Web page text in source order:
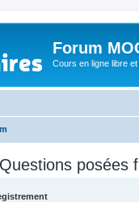
Forum
Cours en ligne libre
posées